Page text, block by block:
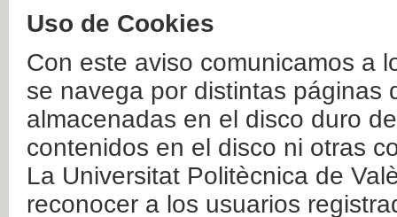
Uso de Cookies
Con este aviso comunicamos a
se navega por distintas páginas
almacenadas en el disco duro
contenidos en el disco ni otras
La Universitat Politècnica de
reconocer a los usuarios